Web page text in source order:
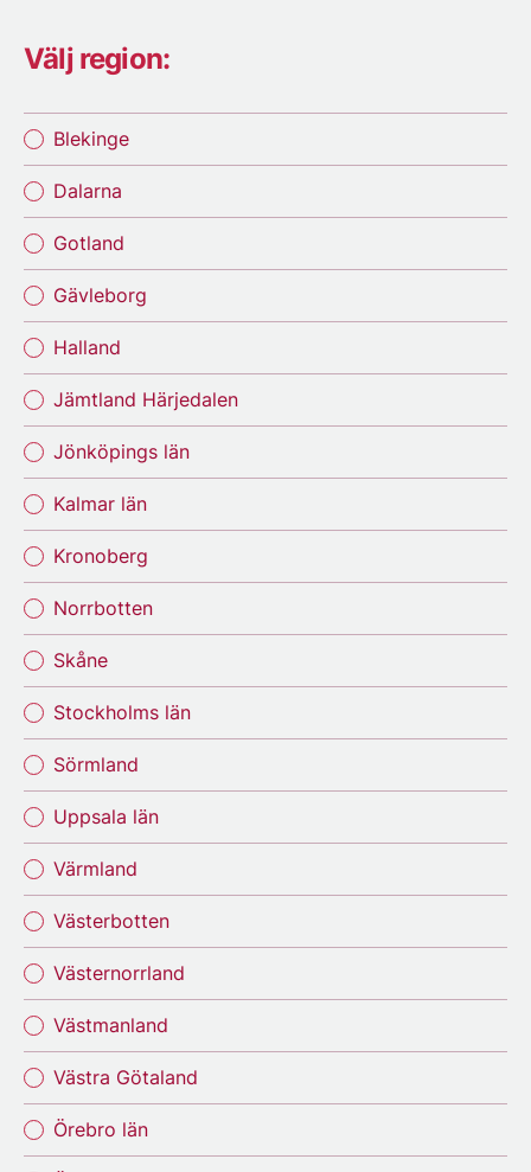
Välj region:
Blekinge
Dalarna
Gotland
Gävleborg
Halland
Jämtland Härjedalen
Jönköpings län
Kalmar län
Kronoberg
Norrbotten
Skåne
Stockholms län
Sörmland
Uppsala län
Värmland
Västerbotten
Västernorrland
Västmanland
Västra Götaland
Örebro län